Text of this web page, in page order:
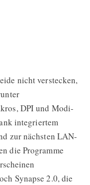
nicht verstecken,
DPI und Modi-
integriertem
zur nächsten LAN-
die Programme
Synapse 2.0, die